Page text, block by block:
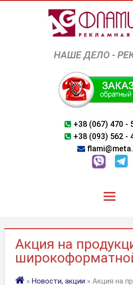
НАШЕ ДЕЛО -
+38 (067) 470 -
+38 (093) 562 -
Акция на
» Новости, акции » Акция на